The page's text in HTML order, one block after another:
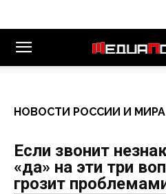
НОВОСТИ РОССИИ И МИРА
Если звонит
«да» на эти три
грозит